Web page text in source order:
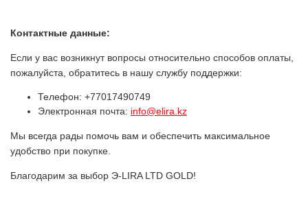
Контактные данные:
Если у вас возникнут вопросы относительно способов оплаты,
пожалуйста, обратитесь в нашу службу поддержки:
Телефон: +77017490749
Электронная почта: info@elira.kz
Мы всегда рады помочь вам и обеспечить максимальное
удобство при покупке.
Благодарим за выбор Э-LIRA LTD GOLD!